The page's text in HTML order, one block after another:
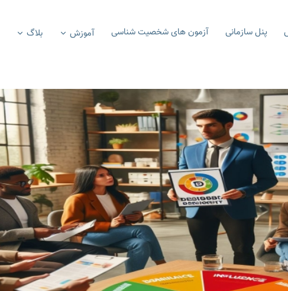
پنل سازمانی آزمون های شخصیت شناسی آموزش بلاگ